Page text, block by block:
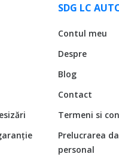
SDG LC
Contul meu
Despre
Blog
Contact
Termeni si
Prelucrarea
personal